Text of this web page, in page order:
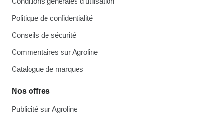
Politique de confidentialité
Conseils de sécurité
Commentaires sur Agroline
Catalogue de marques
Nos offres
Publicité sur Agroline